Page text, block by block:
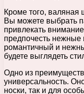
Кроме того, валяная
Вы можете выбрать
привлекать
предпочесть нежные
романтичный и
будете выглядеть
Одно из
универсальность.
носки, так и для